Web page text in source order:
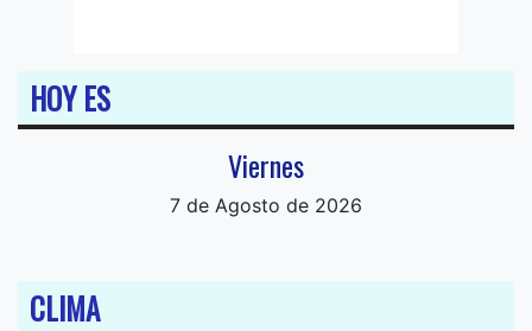
HOY ES
Viernes
7 de Agosto de 2026
CLIMA